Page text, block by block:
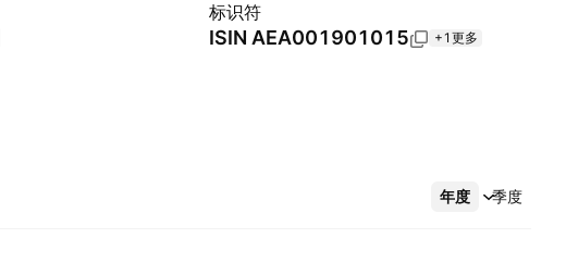
标识符
ISIN AEA001901015 +1更多
年度 季度
更多